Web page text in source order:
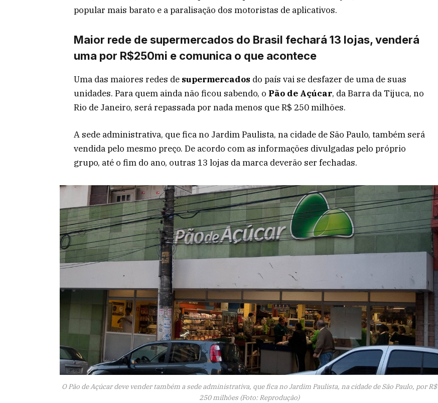
popular mais barato e a paralisação dos motoristas de aplicativos.
Maior rede de supermercados do Brasil fechará 13 lojas, venderá
uma por R$250mi e comunica o que acontece
Uma das maiores redes de supermercados do país vai se desfazer de uma de suas
unidades. Para quem ainda não ficou sabendo, o Pão de Açúcar, da Barra da Tijuca, no
Rio de Janeiro, será repassada por nada menos que R$ 250 milhões.
A sede administrativa, que fica no Jardim Paulista, na cidade de São Paulo, também será
vendida pelo mesmo preço. De acordo com as informações divulgadas pelo próprio
grupo, até o fim do ano, outras 13 lojas da marca deverão ser fechadas.
O Pão de Açúcar deve vender também a sede administrativa, que fica no Jardim Paulista, na cidade de São Paulo, por R$
250 milhões (Foto: Reprodução)